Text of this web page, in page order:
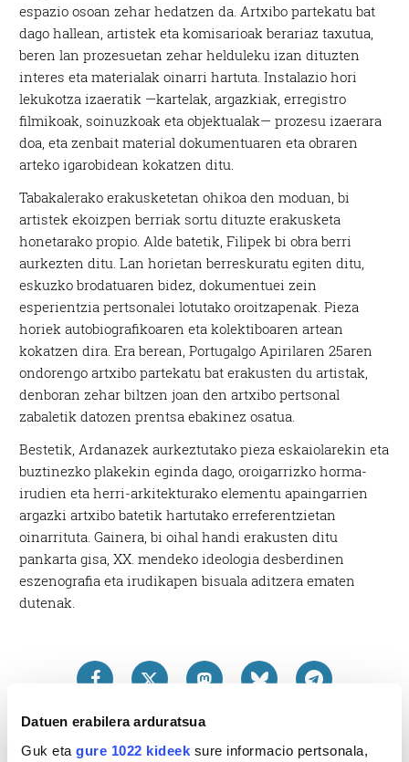
Datuen erabilera arduratsua
Guk eta gure 1022 kideek sure informacio pertsonala,
espazio osoan zehar hedatzen da. Artxibo partekatu bat
dago hallean, artistek eta komisarioak berariaz taxutua,
beren lan prozesuetan zehar helduleku izan dituzten
interes eta materialak oinarri hartuta. Instalazio hori
lekukotza izaeratik —kartelak, argazkiak, erregistro
filmikoak, soinuzkoak eta objektualak— prozesu izaerara
doa, eta zenbait material dokumentuaren eta obraren
arteko igarobidean kokatzen ditu.
Tabakalerako erakusketetan ohikoa den moduan, bi
artistek ekoizpen berriak sortu dituzte erakusketa
honetarako propio. Alde batetik, Filipek bi obra berri
aurkezten ditu. Lan horietan berreskuratu egiten ditu,
eskuzko brodatuaren bidez, dokumentuei zein
esperientzia pertsonalei lotutako oroitzapenak. Pieza
horiek autobiografikoaren eta kolektiboaren artean
kokatzen dira. Era berean, Portugalgo Apirilaren 25aren
ondorengo artxibo partekatu bat erakusten du artistak,
denboran zehar biltzen joan den artxibo pertsonal
zabaletik datozen prentsa ebakinez osatua.
Bestetik, Ardanazek aurkeztutako pieza eskaiolarekin eta
buztinezko plakekin eginda dago, oroigarrizko horma-
irudien eta herri-arkitekturako elementu apaingarrien
argazki artxibo batetik hartutako erreferentzietan
oinarrituta. Gainera, bi oihal handi erakusten ditu
pankarta gisa, XX. mendeko ideologia desberdinen
eszenografia eta irudikapen bisuala aditzera ematen
dutenak.